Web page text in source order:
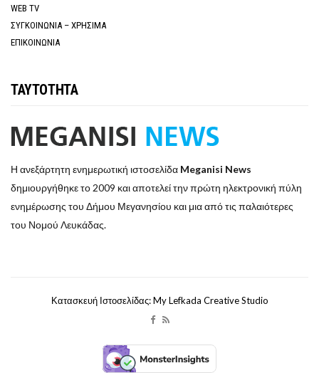
WEB TV
ΣΥΓΚΟΙΝΩΝΙΑ – ΧΡΗΣΙΜΑ
ΕΠΙΚΟΙΝΩΝΙΑ
ΤΑΥΤΟΤΗΤΑ
Η ανεξάρτητη ενημερωτική ιστοσελίδα Meganisi News
δημιουργήθηκε το 2009 και αποτελεί την πρώτη ηλεκτρονική πύλη
ενημέρωσης του Δήμου Μεγανησίου και μια από τις παλαιότερες
του Νομού Λευκάδας.
Κατασκευή Ιστοσελίδας: My Lefkada Creative Studio